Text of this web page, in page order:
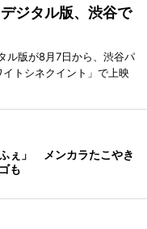
ジタル版、渋谷で
ル版が8月7日から、渋谷パ
トシネクイント」で上映
ぇ」 メンカラたこやき
も